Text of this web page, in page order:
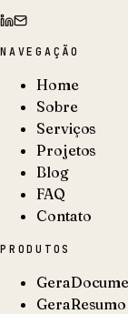
NAVEGAÇÃO
Home
Sobre
Serviços
Projetos
Blog
FAQ
Contato
PRODUTOS
GeraResumo